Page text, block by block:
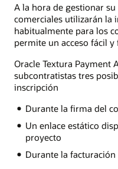
A la hora de gestionar
comerciales utilizarán la
habitualmente para los
permite un acceso fácil
Oracle Textura Payment
subcontratistas tres
inscripción
Durante la firma del
Un enlace estático
proyecto
Durante la facturación